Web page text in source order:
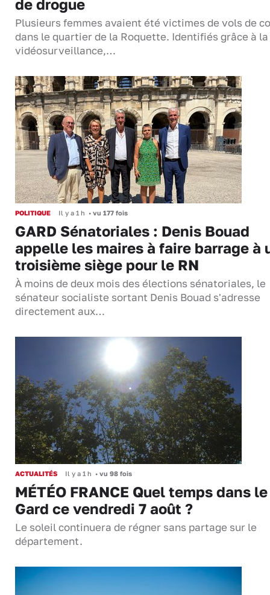
de drogue
Plusieurs femmes avaient été victimes de vols de
dans le quartier de la Roquette. Identifiés grâce à la
vidéosurveillance,…
POLITIQUE Il y a 1 h • vu 177 fois
GARD Sénatoriales : Denis Bouad
appelle les maires à faire barrage à
troisième siège pour le RN
À moins de deux mois des élections sénatoriales, le
sénateur socialiste sortant Denis Bouad s'adresse
directement aux…
ACTUALITÉS Il y a 1 h • vu 98 fois
MÉTÉO FRANCE Quel temps dans le
Gard ce vendredi 7 août ?
Le soleil continuera de régner sans partage sur le
département.